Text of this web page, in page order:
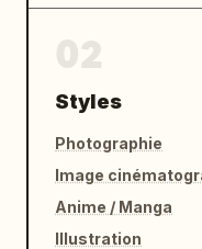
Styles
Photographie
Anime / Manga
Illustration